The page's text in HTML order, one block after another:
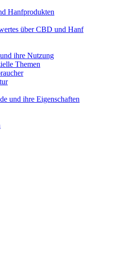
Hanfprodukten
über CBD und Hanf
ihre Nutzung
Themen
und ihre Eigenschaften